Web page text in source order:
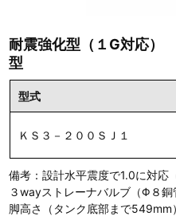
耐震強化型（１G対応
型
型式
ＫＳ３－２００ＳＪ１
備考：設計水平震度で1.0に対応
３wayストレーナバルブ（Φ８
脚高さ（タンク底部まで